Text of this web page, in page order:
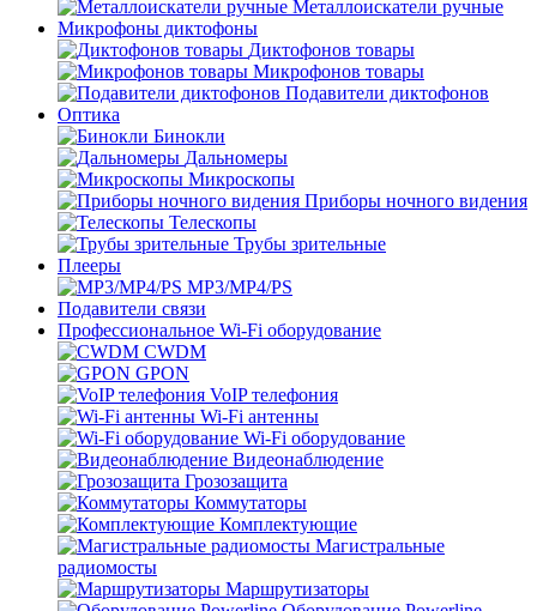
Металлоискатели ручные
Микрофоны диктофоны
Диктофонов товары
Микрофонов товары
Подавители диктофонов
Оптика
Бинокли
Дальномеры
Микроскопы
Приборы ночного видения
Телескопы
Трубы зрительные
Плееры
MP3/MP4/PS
Подавители связи
Профессиональное Wi-Fi оборудование
CWDM
GPON
VoIP телефония
Wi-Fi антенны
Wi-Fi оборудование
Видеонаблюдение
Грозозащита
Коммутаторы
Комплектующие
Магистральные
радиомосты
Маршрутизаторы